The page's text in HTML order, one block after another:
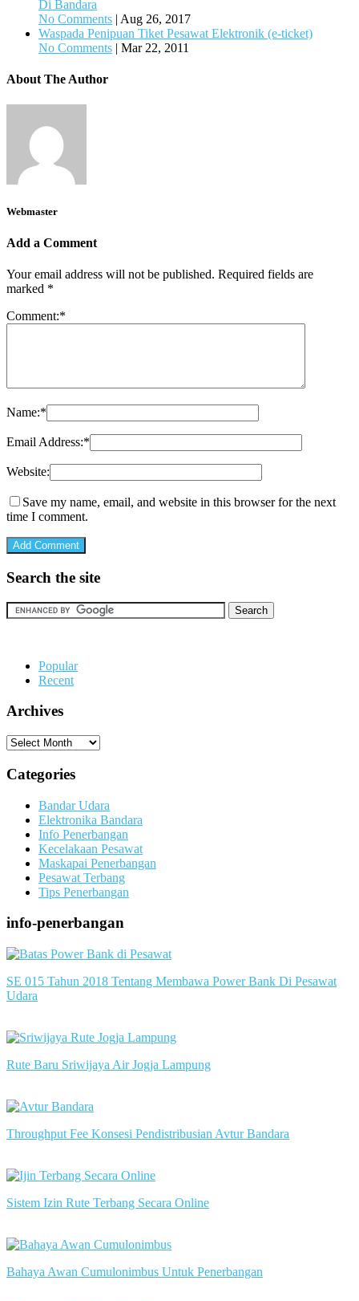
Di Bandara
No Comments | Aug 26, 2017
Waspada Penipuan Tiket Pesawat Elektronik (e-ticket)
No Comments | Mar 22, 2011
About The Author
Webmaster
Add a Comment
Your email address will not be published. Required fields are
marked *
Comment:*
Name:*
Email Address:*
Website:
Save my name, email, and website in this browser for the next
time I comment.
Search the site
Popular
Recent
Archives
Archives
Categories
Bandar Udara
Elektronika Bandara
Info Penerbangan
Kecelakaan Pesawat
Maskapai Penerbangan
Pesawat Terbang
Tips Penerbangan
info-penerbangan
SE 015 Tahun 2018 Tentang Membawa Power Bank Di Pesawat
Udara
Rute Baru Sriwijaya Air Jogja Lampung
Throughput Fee Konsesi Pendistribusian Avtur Bandara
Sistem Izin Rute Terbang Secara Online
Bahaya Awan Cumulonimbus Untuk Penerbangan